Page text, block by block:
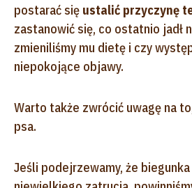
postarać się ustalić przyczynę
zastanowić się, co ostatnio jadł
zmieniliśmy mu dietę i czy
niepokojące objawy.
Warto także zwrócić uwagę na
psa.
Jeśli podejrzewamy, że